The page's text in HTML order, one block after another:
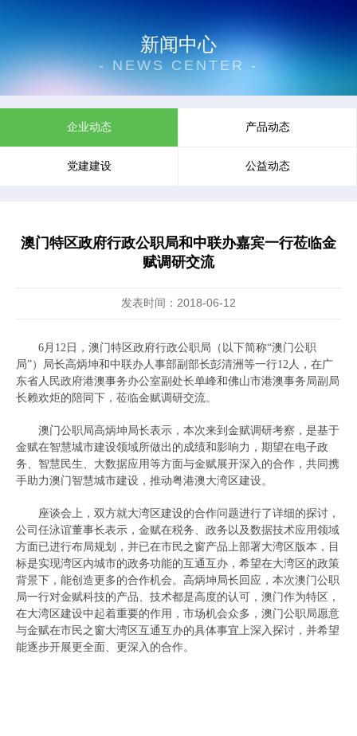
新闻中心
- NEWS CENTER -
企业动态 产品动态
党建建设 公益动态
澳门特区政府行政公职局和中联办嘉宾一行莅临金
赋调研交流
发表时间：2018-06-12
6月12日，澳门特区政府行政公职局（以下简称“澳门公职
局”）局长高炳坤和中联办人事部副部长彭清洲等一行12人，在广
东省人民政府港澳事务办公室副处长单峰和佛山市港澳事务局副局
长赖欢炬的陪同下，莅临金赋调研交流。
澳门公职局高炳坤局长表示，本次来到金赋调研考察，是基于
金赋在智慧城市建设领域所做出的成绩和影响力，期望在电子政
务、智慧民生、大数据应用等方面与金赋展开深入的合作，共同携
手助力澳门智慧城市建设，推动粤港澳大湾区建设。
座谈会上，双方就大湾区建设的合作问题进行了详细的探讨，
公司任泳谊董事长表示，金赋在税务、政务以及数据技术应用领域
方面已进行布局规划，并已在市民之窗产品上部署大湾区版本，目
标是实现湾区内城市的政务功能的互通互办，希望在大湾区的政策
背景下，能创造更多的合作机会。高炳坤局长回应，本次澳门公职
局一行对金赋科技的产品、技术都是高度的认可，澳门作为特区，
在大湾区建设中起着重要的作用，市场机会众多，澳门公职局愿意
与金赋在市民之窗大湾区互通互办的具体事宜上深入探讨，并希望
能逐步开展更全面、更深入的合作。